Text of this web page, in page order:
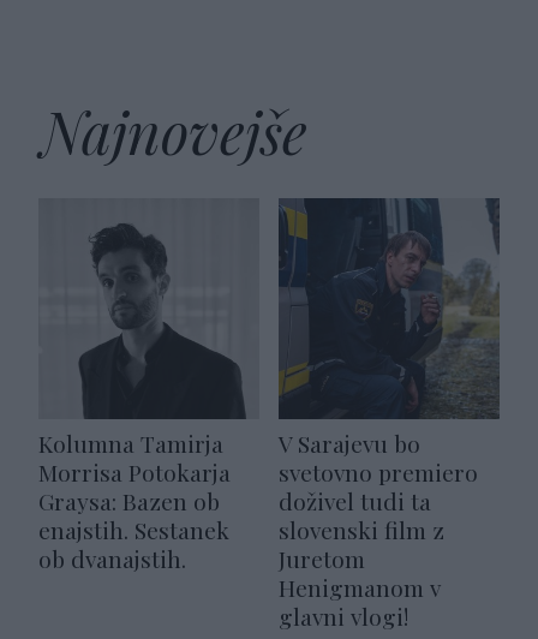
Najnovejše
Kolumna Tamirja
Morrisa Potokarja
Graysa: Bazen ob
enajstih. Sestanek
ob dvanajstih.
V Sarajevu bo
svetovno premiero
doživel tudi ta
slovenski film z
Juretom
Henigmanom v
glavni vlogi!